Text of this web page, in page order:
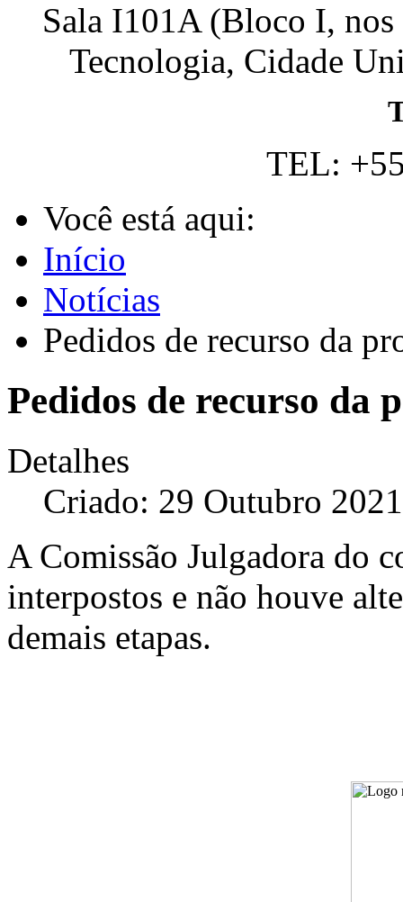
Sala I101A (Bloco I,
Tecnologia, Cidade
TEL:
Você está aqui:
Início
Notícias
Pedidos de recurso da
Pedidos de recurso da
Detalhes
Criado: 29 Outubro 2021
A Comissão Julgadora do
interpostos e não houve
demais etapas.